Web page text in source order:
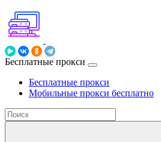
Бесплатные прокси
Бесплатные прокси
Мобильные прокси бесплатно